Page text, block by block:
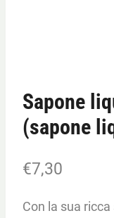
Sapone
(sapone
€7,30
Con la sua